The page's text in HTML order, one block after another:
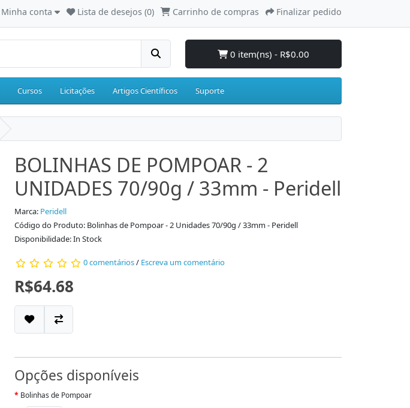
Minha conta Lista de desejos (0) Carrinho de compras Finalizar pedido
0 item(ns) - R$0.00
Cursos Licitações Artigos Científicos Suporte
BOLINHAS DE POMPOAR - 2
UNIDADES 70/90g / 33mm - Peridell
Marca: Peridell
Código do Produto: Bolinhas de Pompoar - 2 Unidades 70/90g / 33mm - Peridell
Disponibilidade: In Stock
0 comentários/ Escreva um comentário
R$64.68
Opções disponíveis
Bolinhas de Pompoar